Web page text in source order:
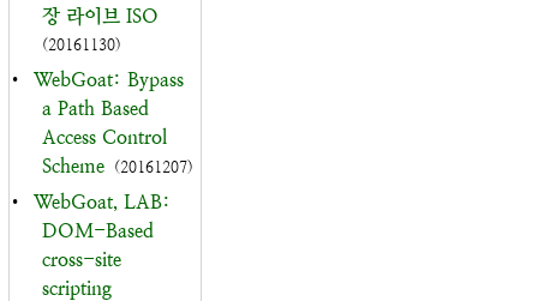
장 라이브 ISO
(20161130)
•
WebGoat: Bypass
a Path Based
Access Control
Scheme (20161207)
•
WebGoat, LAB:
DOM-Based
cross-site
scripting